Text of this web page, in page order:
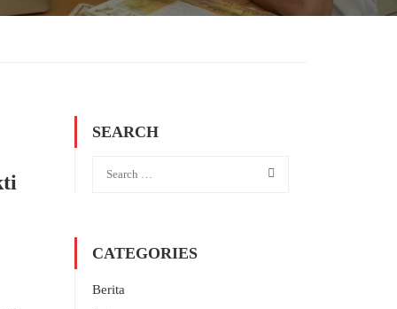
SEARCH
CATEGORIES
Berita